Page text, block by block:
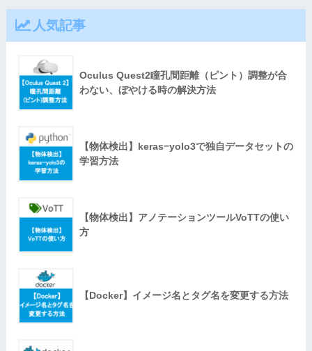
人気記事
Oculus Quest2瞳孔間距離（ピント）調整が合
わない、ぼやける時の解決方法
【物体検出】keras−yolo3で独自データセットの
学習方法
【物体検出】アノテーションツールVoTTの使い
方
【Docker】イメージ名とタグ名を変更する方法